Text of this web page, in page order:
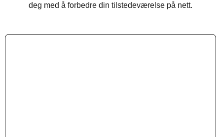
deg med å forbedre din tilstedeværelse på nett.